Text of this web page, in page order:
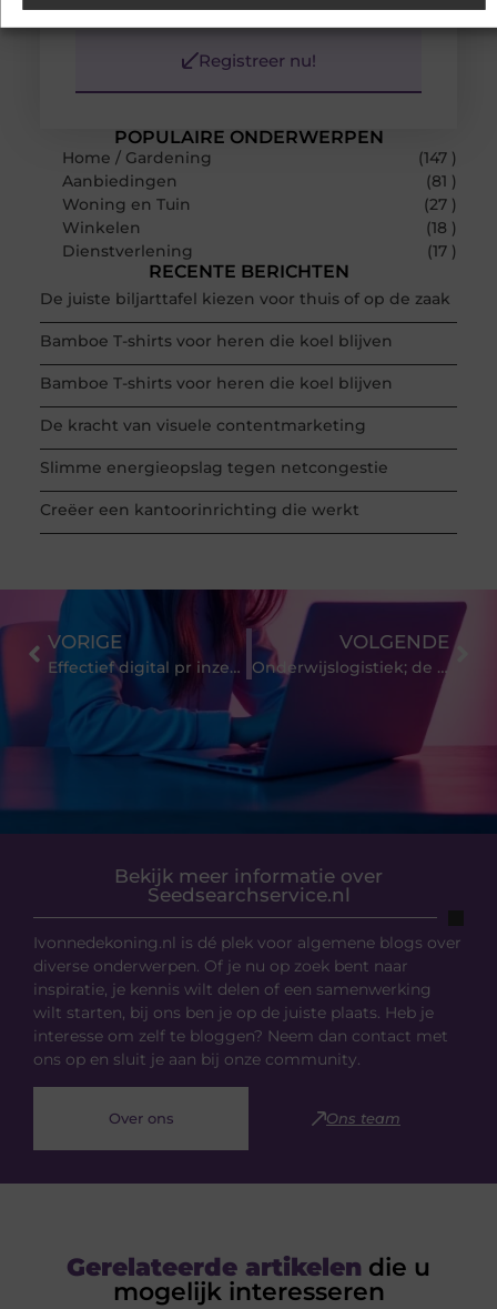
POPULAIRE ONDERWERPEN
Home / Gardening
(147 )
Aanbiedingen
(81 )
Woning en Tuin
(27 )
Winkelen
(18 )
Dienstverlening
(17 )
RECENTE BERICHTEN
De juiste biljarttafel kiezen voor thuis of op de zaak
Bamboe T-shirts voor heren die koel blijven
Bamboe T-shirts voor heren die koel blijven
De kracht van visuele contentmarketing
Slimme energieopslag tegen netcongestie
Creëer een kantoorinrichting die werkt
Registreer nu!
Bekijk meer informatie over
Seedsearchservice.nl
Ivonnedekoning.nl is dé plek voor algemene blogs over
diverse onderwerpen. Of je nu op zoek bent naar
inspiratie, je kennis wilt delen of een samenwerking
wilt starten, bij ons ben je op de juiste plaats. Heb je
interesse om zelf te bloggen? Neem dan contact met
ons op en sluit je aan bij onze community.
Over ons Ons team
VORIGE
Effectief digital pr inzetten voor je bedrijf
VOLGENDE
Onderwijslogistiek; de ins en outs!
Gerelateerde artikelen die u
mogelijk interesseren